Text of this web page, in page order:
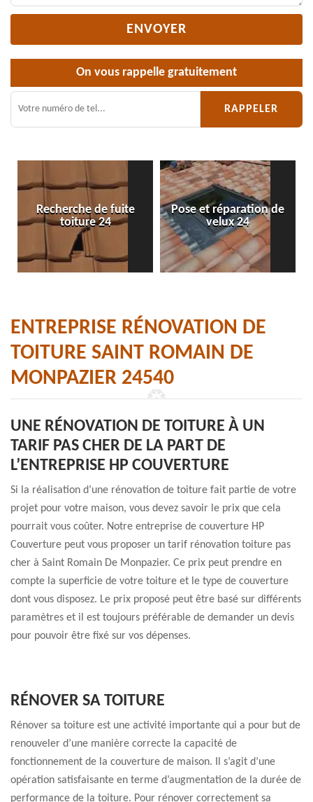
On vous rappelle gratuitement
Recherche de fuite
toiture 24
Pose et réparation de
velux 24
ENTREPRISE RÉNOVATION DE
TOITURE SAINT ROMAIN DE
MONPAZIER 24540
UNE RÉNOVATION DE TOITURE À UN
TARIF PAS CHER DE LA PART DE
L’ENTREPRISE HP COUVERTURE
Si la réalisation d’une rénovation de toiture fait partie de votre
projet pour votre maison, vous devez savoir le prix que cela
pourrait vous coûter. Notre entreprise de couverture HP
Couverture peut vous proposer un tarif rénovation toiture pas
cher à Saint Romain De Monpazier. Ce prix peut prendre en
compte la superficie de votre toiture et le type de couverture
dont vous disposez. Le prix proposé peut être basé sur différents
paramètres et il est toujours préférable de demander un devis
pour pouvoir être fixé sur vos dépenses.
RÉNOVER SA TOITURE
Rénover sa toiture est une activité importante qui a pour but de
renouveler d’une manière correcte la capacité de
fonctionnement de la couverture de maison. Il s’agit d’une
opération satisfaisante en terme d’augmentation de la durée de
performance de la toiture. Pour rénover correctement sa